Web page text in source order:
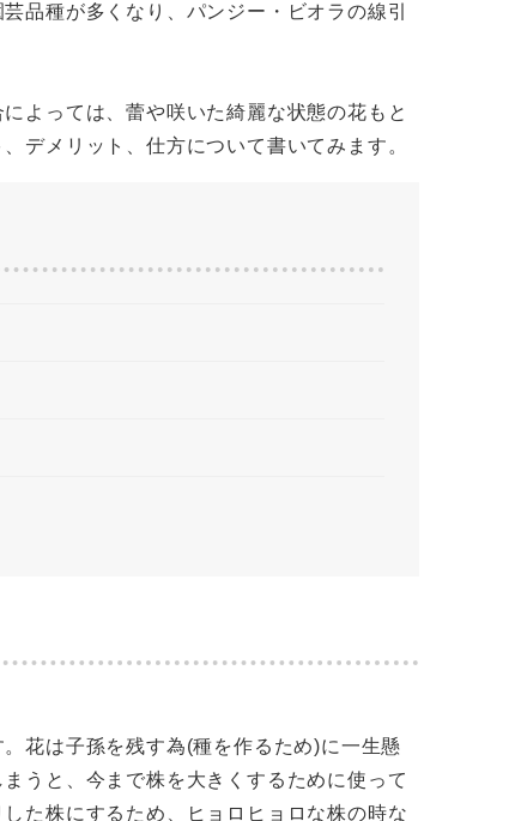
品種が多くなり、パンジー・ビオラの線引
によっては、蕾や咲いた綺麗な状態の花もと
デメリット、仕方について書いてみます。
花は子孫を残す為(種を作るため)に一生懸
うと、今まで株を大きくするために使って
た株にするため、ヒョロヒョロな株の時な